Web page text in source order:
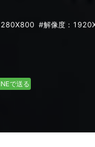
解像度：
で送る